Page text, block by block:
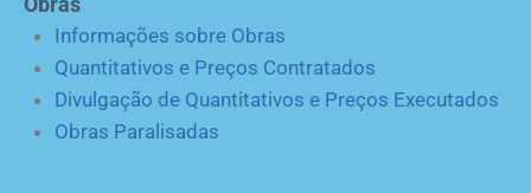
Informações sobre Obras
Quantitativos e Preços Contratados
Divulgação de Quantitativos e Preços Executados
Obras Paralisadas